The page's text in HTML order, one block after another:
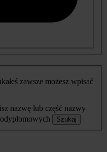
zawsze możesz wpisać
nazwę lub część nazwy
Szukaj